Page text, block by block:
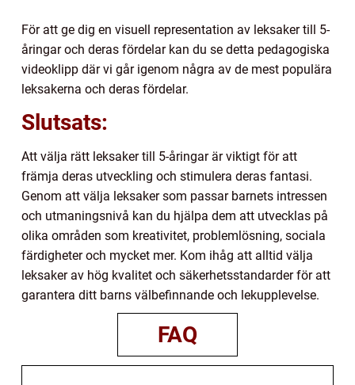
För att ge dig en visuell representation av leksaker till 5-
åringar och deras fördelar kan du se detta pedagogiska
videoklipp där vi går igenom några av de mest populära
leksakerna och deras fördelar.
Slutsats:
Att välja rätt leksaker till 5-åringar är viktigt för att
främja deras utveckling och stimulera deras fantasi.
Genom att välja leksaker som passar barnets intressen
och utmaningsnivå kan du hjälpa dem att utvecklas på
olika områden som kreativitet, problemlösning, sociala
färdigheter och mycket mer. Kom ihåg att alltid välja
leksaker av hög kvalitet och säkerhetsstandarder för att
garantera ditt barns välbefinnande och lekupplevelse.
FAQ